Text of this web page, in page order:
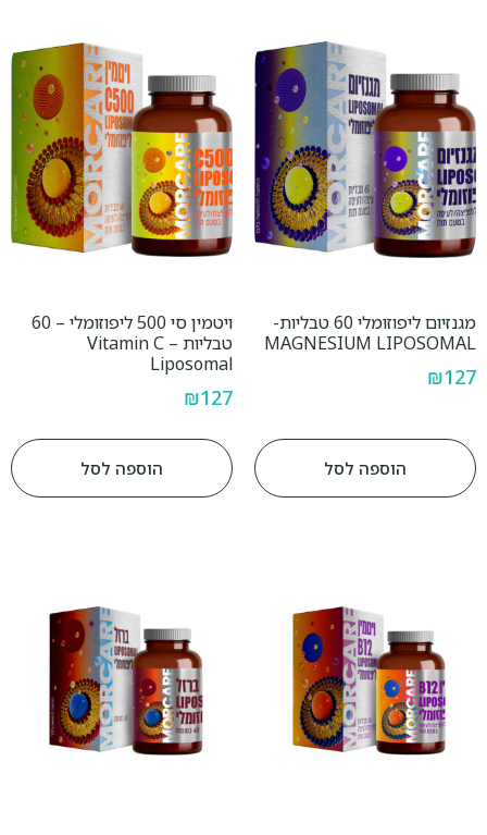
מגנזיום ליפוזומלי 60 טבליות-
MAGNESIUM LIPOSOMAL
₪127
הוספה לסל
ויטמין סי 500 ליפוזומלי – 60
טבליות – Vitamin C
Liposomal
₪127
הוספה לסל